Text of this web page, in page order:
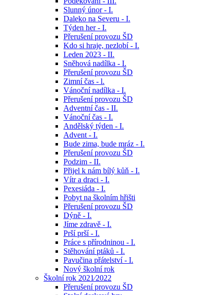
Slunný únor - I.
Daleko na Severu - I.
Týden her - I.
Přerušení provozu ŠD
Kdo si hraje, nezlobí - I.
Leden 2023 - II.
Sněhová nadílka - I.
Přerušení provozu ŠD
Zimní čas - l.
Vánoční nadílka - I.
Přerušení provozu ŠD
Adventní čas - II.
Vánoční čas - I.
Andělský týden - I.
Advent - I.
Bude zima, bude mráz - I.
Přerušení provozu ŠD
Podzim - II.
Přijel k nám bílý kůň - I.
Vítr a draci - I.
Pexesiáda - I.
Pobyt na školním hřišti
Přerušení provozu ŠD
Dýně - I.
Jíme zdravě - I.
Prší prší - I.
Práce s přírodninou - I.
Stěhování ptáků - I.
Pavučina přátelství - I.
Nový školní rok
Školní rok 2021⁄2022
Přerušení provozu ŠD